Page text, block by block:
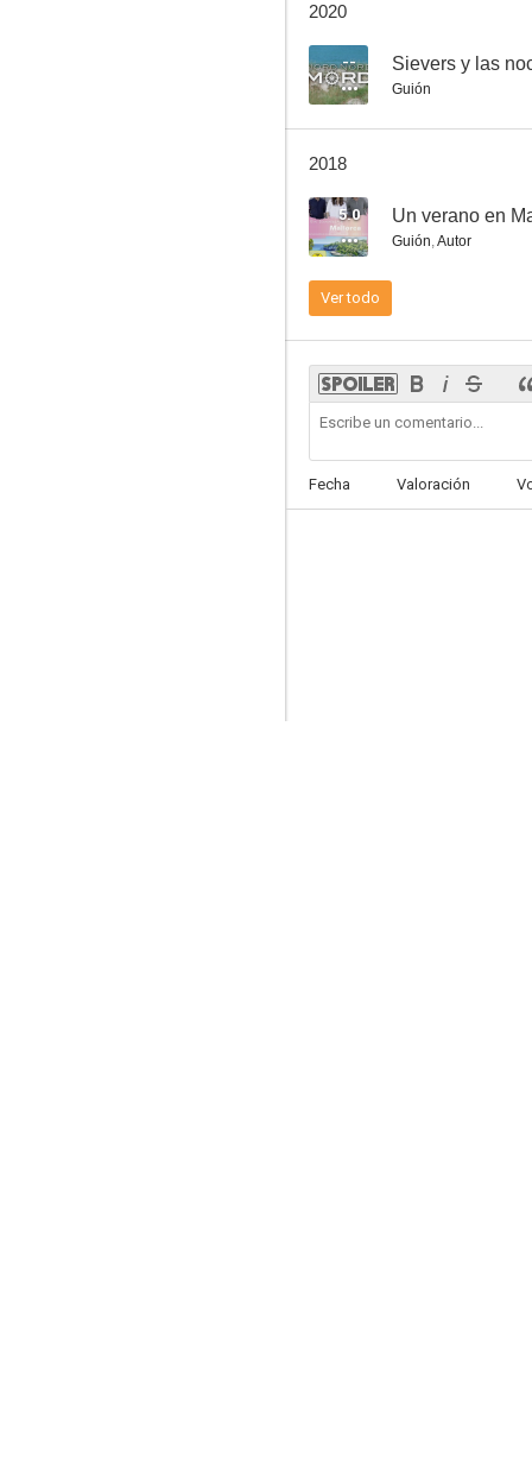
2020
-- Sievers y las
Guión
2018
5.0 Un verano en
Guión,Autor
Ver todo
Fecha Valoración